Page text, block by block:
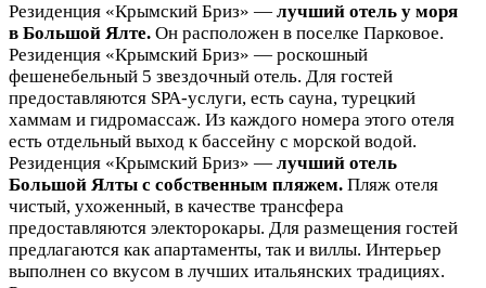
Резиденция «Крымский Бриз» — лучший отель у моря
в Большой Ялте. Он расположен в поселке Парковое.
Резиденция «Крымский Бриз» — роскошный
фешенебельный 5 звездочный отель. Для гостей
предоставляются SPA-услуги, есть сауна, турецкий
хаммам и гидромассаж. Из каждого номера этого отеля
есть отдельный выход к бассейну с морской водой.
Резиденция «Крымский Бриз» — лучший отель
Большой Ялты с собственным пляжем. Пляж отеля
чистый, ухоженный, в качестве трансфера
предоставляются электорокары. Для размещения гостей
предлагаются как апартаменты, так и виллы. Интерьер
выполнен со вкусом в лучших итальянских традициях.